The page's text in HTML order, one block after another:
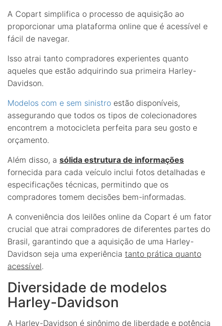
A Copart simplifica o processo de aquisição ao
proporcionar uma plataforma online que é acessível e
fácil de navegar.
Isso atrai tanto compradores experientes quanto
aqueles que estão adquirindo sua primeira Harley-
Davidson.
Modelos com e sem sinistro estão disponíveis,
assegurando que todos os tipos de colecionadores
encontrem a motocicleta perfeita para seu gosto e
orçamento.
Além disso, a sólida estrutura de informações
fornecida para cada veículo inclui fotos detalhadas e
especificações técnicas, permitindo que os
compradores tomem decisões bem-informadas.
A conveniência dos leilões online da Copart é um fator
crucial que atrai compradores de diferentes partes do
Brasil, garantindo que a aquisição de uma Harley-
Davidson seja uma experiência tanto prática quanto
acessível.
Diversidade de modelos
Harley-Davidson
A Harley-Davidson é sinônimo de liberdade e potência